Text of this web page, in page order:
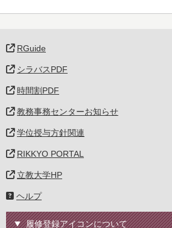
RGuide
シラバスPDF
時間割PDF
教務事務センターお知らせ
学位授与方針関連
RIKKYO PORTAL
立教大学HP
ヘルプ
履修登録アイコンについて